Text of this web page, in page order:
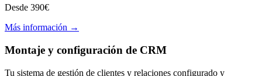
Desde 390€
Más información →
Montaje y configuración de CRM
Tu sistema de gestión de clientes y relaciones configurado y